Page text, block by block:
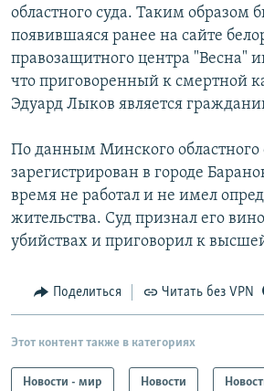
Все сайты РСЕ/РС
областного суда. Таким образом
появившаяся ранее на сайте
правозащитного центра "Весна"
что приговоренный к смертной
Эдуард Лыков является
По данным Минского областного
зарегистрирован в городе
время не работал и не имел
жительства. Суд признал его
убийствах и приговорил к
Поделиться Читать без VPN
Этот контент также в категориях
Новости - мир Новости